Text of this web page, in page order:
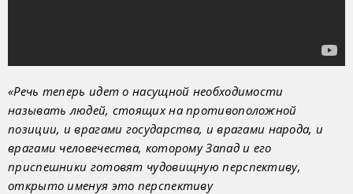
«Речь теперь идет о насущной необходимости
называть людей, стоящих на противоположной
позиции, и врагами государства, и врагами народа, и
врагами человечества, которому Запад и его
приспешники готовят чудовищную перспективу,
открыто именуя это перспективу